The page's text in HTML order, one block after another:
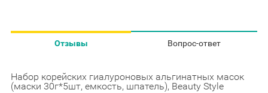
Отзывы Вопрос-ответ
Набор корейских гиалуроновых альгинатных масок
(маски 30г*5шт, емкость, шпатель), Beauty Style